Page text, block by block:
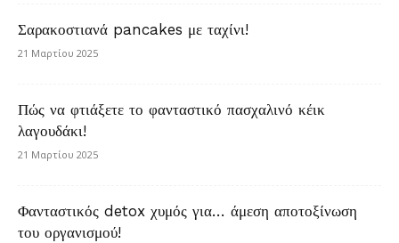
Σαρακοστιανά pancakes με ταχίνι!
21 Μαρτίου 2025
Πώς να φτιάξετε το φανταστικό πασχαλινό κέικ
λαγουδάκι!
21 Μαρτίου 2025
Φανταστικός detox χυμός για… άμεση αποτοξίνωση
του οργανισμού!